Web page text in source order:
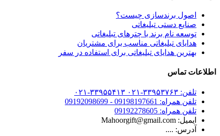
اصول برندسازی چیست؟
صنایع دستی تبلیغاتی
توسعه نام برند با چترهای تبلیغاتی
هدایای تبلیغاتی مناسب برای مشتریان
بهترین هدایای تبلیغاتی برای استفاده در سفر
اطلاعات تماس
تلفن: ۳۳۹۵۳۷۶۳-۰۲۱ ۳۳۹۵۵۴۱۳-۰۲۱
تلفن همراه: 09198197661 - 09192098699
تلفن همراه: 09192278605
ایمیل: Mahoorgift@gmail.com
آدرس: ....